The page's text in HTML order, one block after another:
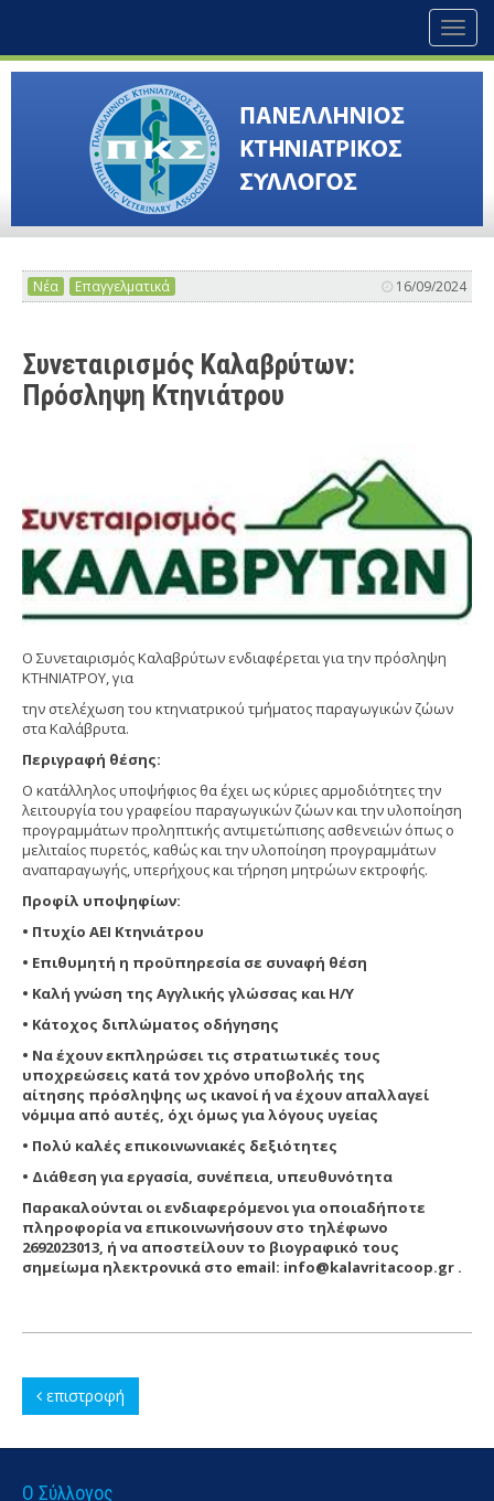
Νέα Επαγγελματικά 16/09/2024
Συνεταιρισμός Καλαβρύτων:
Πρόσληψη Κτηνιάτρου
Ο Συνεταιρισμός Καλαβρύτων ενδιαφέρεται για την πρόσληψη
ΚΤΗΝΙΑΤΡΟΥ, για
την στελέχωση του κτηνιατρικού τμήματος παραγωγικών ζώων
στα Καλάβρυτα.
Περιγραφή θέσης:
Ο κατάλληλος υποψήφιος θα έχει ως κύριες αρμοδιότητες την
λειτουργία του γραφείου παραγωγικών ζώων και την υλοποίηση
προγραμμάτων προληπτικής αντιμετώπισης ασθενειών όπως ο
μελιταίος πυρετός, καθώς και την υλοποίηση προγραμμάτων
αναπαραγωγής, υπερήχους και τήρηση μητρώων εκτροφής.
Προφίλ υποψηφίων:
• Πτυχίο ΑΕΙ Κτηνιάτρου
• Επιθυμητή η προϋπηρεσία σε συναφή θέση
• Καλή γνώση της Αγγλικής γλώσσας και Η/Υ
• Κάτοχος διπλώματος οδήγησης
• Να έχουν εκπληρώσει τις στρατιωτικές τους
υποχρεώσεις κατά τον χρόνο υποβολής της
αίτησης πρόσληψης ως ικανοί ή να έχουν απαλλαγεί
νόμιμα από αυτές, όχι όμως για λόγους υγείας
• Πολύ καλές επικοινωνιακές δεξιότητες
• Διάθεση για εργασία, συνέπεια, υπευθυνότητα
Παρακαλούνται οι ενδιαφερόμενοι για οποιαδήποτε
πληροφορία να επικοινωνήσουν στο τηλέφωνο
2692023013, ή να αποστείλουν το βιογραφικό τους
σημείωμα ηλεκτρονικά στο email: info@kalavritacoop.gr .
επιστροφή
Ο Σύλλογος